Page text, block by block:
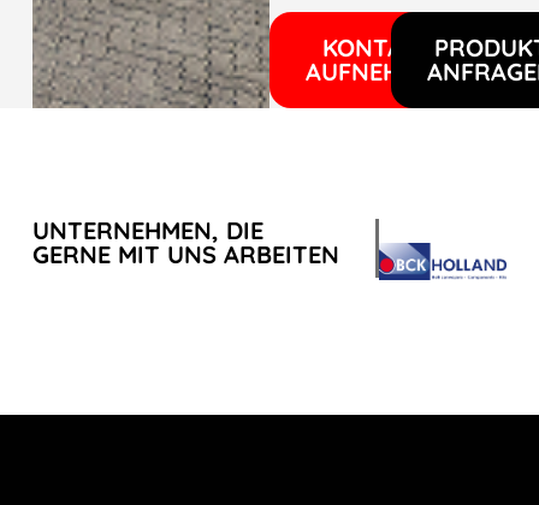
KONTAKT
AUFNEHMEN
UNTERNEHMEN, DIE
GERNE MIT UNS ARBEITEN